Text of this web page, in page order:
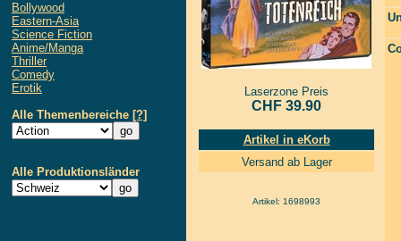
Bollywood
Eastern-Asia
Science Fiction
Anime/Manga
Thriller
Comedy
Erotik
Alle Themenbereiche [?]
Alle Produktionsländer
Laserzone Preis
CHF 39.90
Artikel in eKorb
Versand ab Lager
Artikel: 1698993